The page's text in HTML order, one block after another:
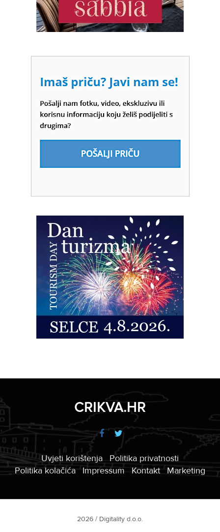
CRIKVA.HR
Uvjeti korištenja
Politika privatnosti
Politika kolačića
Impressum Kontakt Marketing
2026 / Digitality d.o.o.